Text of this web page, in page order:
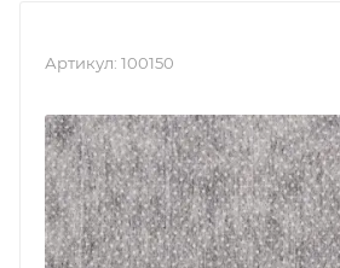
Артикул: 100150